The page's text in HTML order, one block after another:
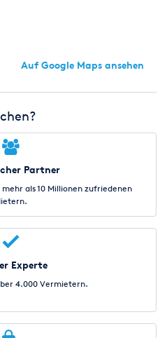
Auf Google Maps ansehen
Partner
als 10 Millionen zufriedenen
Experte
4.000 Vermietern.